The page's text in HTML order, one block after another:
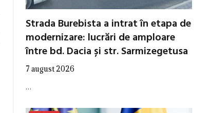
Strada Burebista a intrat în etapa de
modernizare: lucrări de amploare
între bd. Dacia și str. Sarmizegetusa
7 august 2026
…